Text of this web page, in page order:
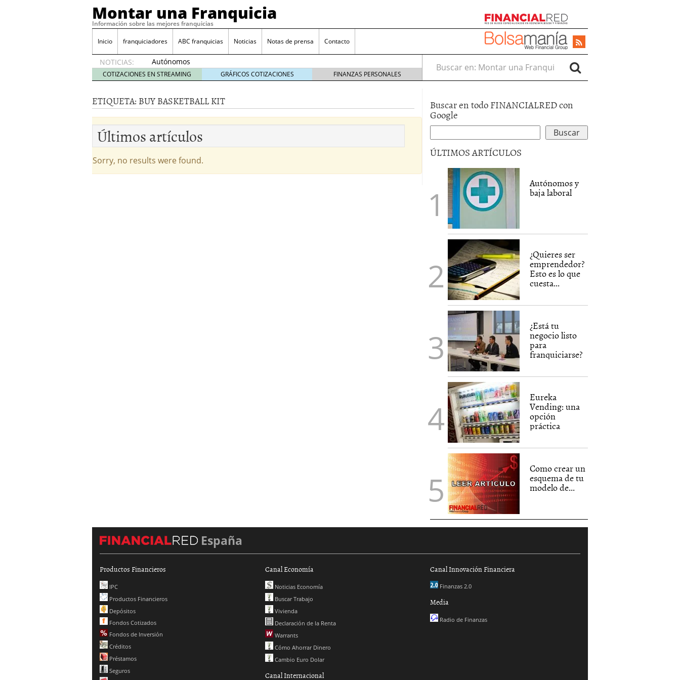
Montar una Franquicia
Información sobre las mejores franquicias
Inicio franquiciadores ABC franquicias Noticias Notas de prensa Contacto
NOTICIAS:
Autónomos
y baja
laboral
2014
¿Quieres ser emprendedor? Esto es lo que cuesta y las ayudas que puedes
tener 4 julio 2014
¿Está tu negocio listo para franquiciarse?
Eureka Vending: una opción práctica
COTIZACIONES EN STREAMING GRÁFICOS COTIZACIONES FINANZAS PERSONALES
Buscar en:
ETIQUETA: BUY BASKETBALL KIT
Últimos artículos
Sorry, no results were found.
Buscar en todo FINANCIALRED con
Google
ÚLTIMOS ARTÍCULOS
Autónomos y
baja laboral
¿Quieres ser
emprendedor?
Esto es lo que
cuesta...
¿Está tu
negocio listo
para
franquiciarse?
Eureka
Vending: una
opción
práctica
Como crear un
esquema de tu
modelo de...
España
Productos Financieros
IPC
Productos Financieros
Depósitos
Fondos Cotizados
Fondos de Inversión
Créditos
Préstamos
Seguros
Canal Economía
Noticias Economía
Buscar Trabajo
Vivienda
Declaración de la Renta
Warrants
Cómo Ahorrar Dinero
Cambio Euro Dolar
Canal Internacional
Canal Innovación Financiera
Finanzas 2.0
Media
Radio de Finanzas